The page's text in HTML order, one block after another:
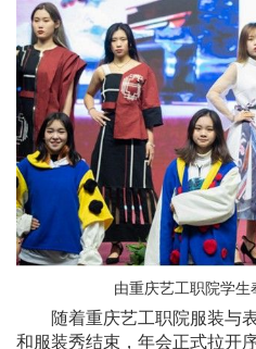
由重庆艺工职院学生
随着重庆艺工职院服装与
和服装秀结束，年会正式拉开